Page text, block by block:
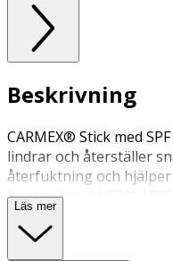
Beskrivning
CARMEX® Stick med
lindrar och återställer
återfuktning och
högt solskydd (UVA/
vattenbeständighet,
formula läpparna
testad på djur.
Läs mer